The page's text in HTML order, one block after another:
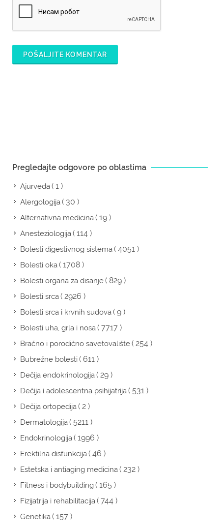
POŠALJITE KOMENTAR
Pregledajte odgovore po oblastima
Ajurveda( 1 )
Alergologija( 30 )
Alternativna medicina( 19 )
Anesteziologija( 114 )
Bolesti digestivnog sistema( 4051 )
Bolesti oka( 1708 )
Bolesti organa za disanje( 829 )
Bolesti srca( 2926 )
Bolesti srca i krvnih sudova( 9 )
Bolesti uha, grla i nosa( 7717 )
Bračno i porodično savetovalište( 254 )
Bubrežne bolesti( 611 )
Dečija endokrinologija( 29 )
Dečija i adolescentna psihijatrija( 531 )
Dečija ortopedija( 2 )
Dermatologija( 5211 )
Endokrinologija( 1996 )
Erektilna disfunkcija( 46 )
Estetska i antiaging medicina( 232 )
Fitness i bodybuilding( 165 )
Fizijatrija i rehabilitacija( 744 )
Genetika( 157 )